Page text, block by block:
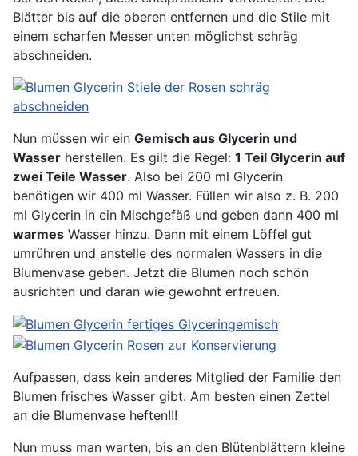
Blätter bis auf die oberen entfernen und die Stile mit
einem scharfen Messer unten möglichst schräg
abschneiden.
Nun müssen wir ein Gemisch aus Glycerin und
Wasser herstellen. Es gilt die Regel: 1 Teil Glycerin auf
zwei Teile Wasser. Also bei 200 ml Glycerin
benötigen wir 400 ml Wasser. Füllen wir also z. B. 200
ml Glycerin in ein Mischgefäß und geben dann 400 ml
warmes Wasser hinzu. Dann mit einem Löffel gut
umrühren und anstelle des normalen Wassers in die
Blumenvase geben. Jetzt die Blumen noch schön
ausrichten und daran wie gewohnt erfreuen.
Aufpassen, dass kein anderes Mitglied der Familie den
Blumen frisches Wasser gibt. Am besten einen Zettel
an die Blumenvase heften!!!
Nun muss man warten, bis an den Blütenblättern kleine